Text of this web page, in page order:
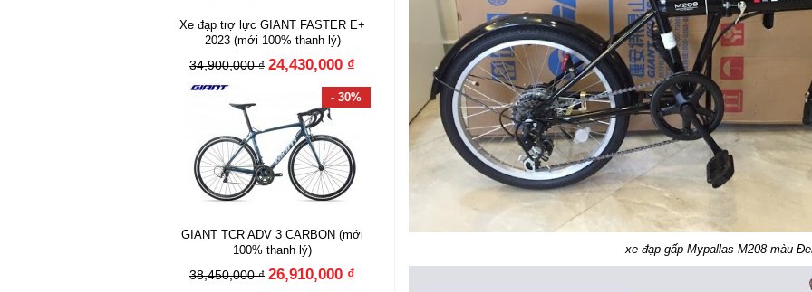
Xe đạp trợ lực GIANT FASTER E+
2023 (mới 100% thanh lý)
34,900,000 ₫ 24,430,000 ₫
- 30%
GIANT TCR ADV 3 CARBON (mới
100% thanh lý)
38,450,000 ₫ 26,910,000 ₫
xe đạp gấp Mypallas M208 màu